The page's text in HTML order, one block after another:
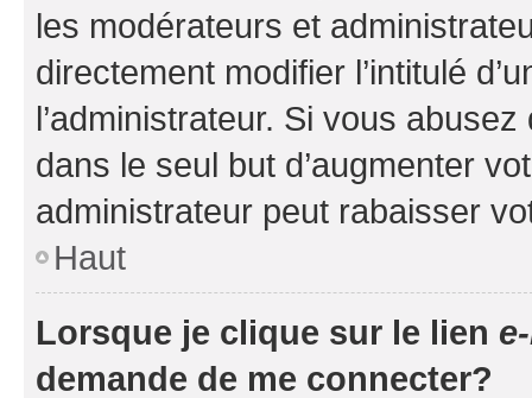
les modérateurs et
directement modifier l’intitulé
l’administrateur. Si vous
dans le seul but d’augmenter
administrateur peut rabaisser
Haut
Lorsque je clique sur le lien
demande de me connecter?